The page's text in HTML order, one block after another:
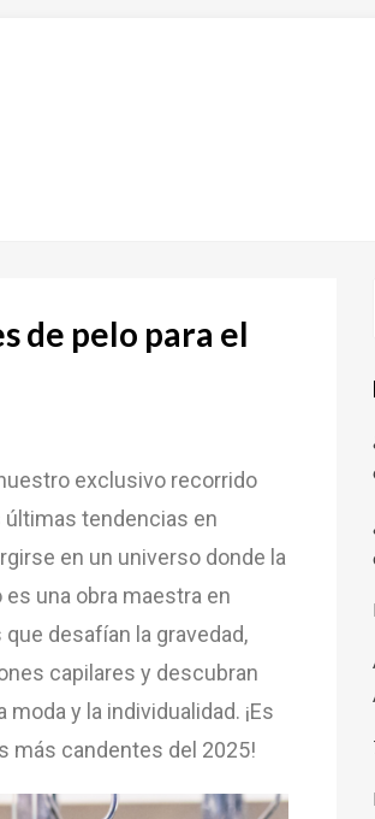
de pelo para el
exclusivo recorrido
últimas tendencias en
en un universo donde la
una obra maestra en
desafían la gravedad,
capilares y descubran
y la individualidad. ¡Es
más candentes del 2025!